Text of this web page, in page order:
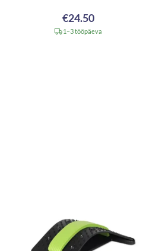
€24.50
1–3 tööpäeva